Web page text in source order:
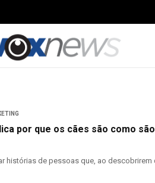
por que os cães são como são
histórias de pessoas que, ao